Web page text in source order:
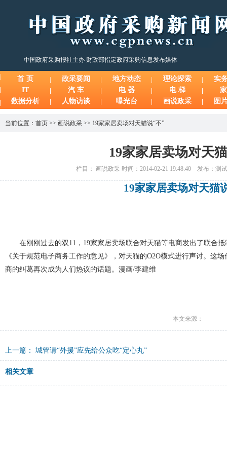
中国政府采购报社主办 财政部指定政府采购信息发布媒体
首 页 政采要闻 地方动态 理论探索
实
IT
汽 车 电 器 电 梯
数据分析
人物访谈 曝光台 画说政采 图
当前位置： 首页 >> 画说政采 >> 19家家居卖场对天猫说“不”
19家家居卖场对天
栏目： 画说政采 时间：2014-02-21 19:48:40 发布：测
19家家居卖场对天猫
在刚刚过去的双11，19家家居卖场联合对天猫等电商发出了联合
《关于规范电子商务工作的意见》，对天猫的O2O模式进行声讨。这
商的纠葛再次成为人们热议的话题。漫画/李建维
本文来源：
上一篇： 城管请“外援”应先给公众吃“定心丸”
相关文章